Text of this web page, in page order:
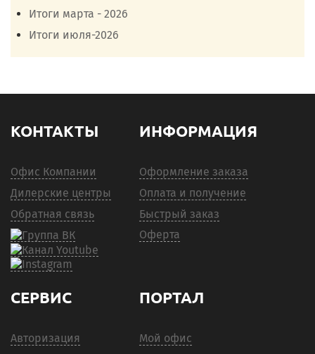
Итоги марта - 2026
Итоги июля-2026
КОНТАКТЫ
Офис Компании
Дилерские центры
Обратная связь
ИНФОРМАЦИЯ
Оформление заказа
Оплата и получение
Быстрый заказ
Оферта
СЕРВИС
Авторизация
ПОРТАЛ
Мой офис